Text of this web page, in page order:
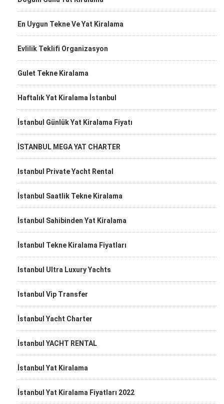
En Uygun Tekne Ve Yat Kiralama
Evlilik Teklifi Organizasyon
Gulet Tekne Kiralama
Haftalık Yat Kiralama İstanbul
İstanbul Günlük Yat Kiralama Fiyatı
İSTANBUL MEGA YAT CHARTER
Istanbul Private Yacht Rental
İstanbul Saatlik Tekne Kiralama
İstanbul Sahibinden Yat Kiralama
İstanbul Tekne Kiralama Fiyatları
Istanbul Ultra Luxury Yachts
Istanbul Vip Transfer
İstanbul Yacht Charter
İstanbul YACHT RENTAL
İstanbul Yat Kiralama
İstanbul Yat Kiralama Fiyatları 2022